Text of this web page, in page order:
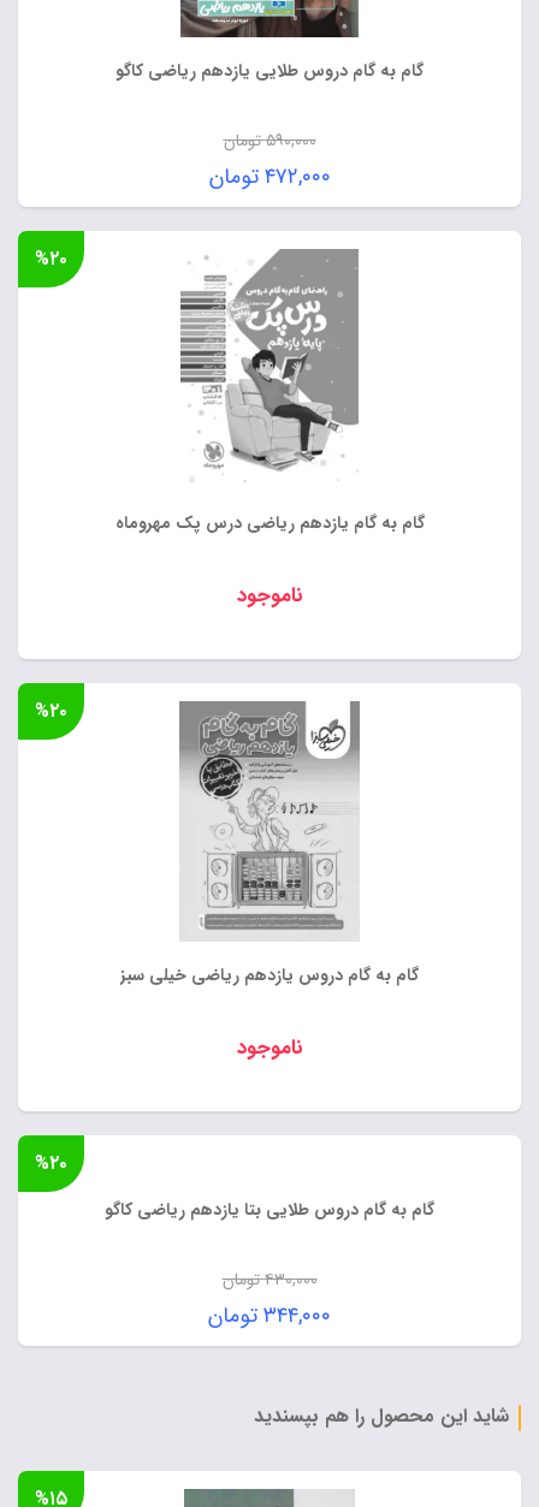
گام به گام دروس طلایی یازدهم ریاضی کاگو
۵۹۰,۰۰۰تومان
قیمت
اصلی:
۵۹۰,۰۰۰ تومان
بود.
۴۷۲,۰۰۰تومان
قیمت
فعلی:
۴۷۲,۰۰۰ تومان.
گام به گام یازدهم ریاضی درس پک مهروماه
ناموجود
%۲۰
گام به گام دروس یازدهم ریاضی خیلی سبز
ناموجود
%۲۰
گام به گام دروس طلایی بتا یازدهم ریاضی کاگو
۴۳۰,۰۰۰تومان
قیمت
اصلی:
بود.
۳۴۴,۰۰۰تومان
قیمت
۳۴۴,۰۰۰ تومان.
%۲۰
شاید این محصول را هم بپسندید
%۱۵